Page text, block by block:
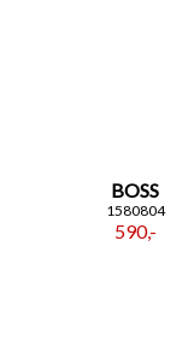
BOSS
1580804
590,-